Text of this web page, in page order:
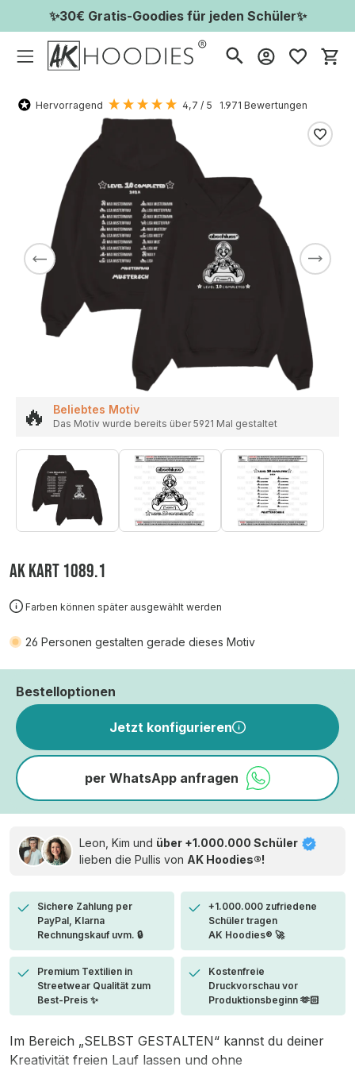
✨30€ Gratis-Goodies für jeden Schüler✨
Hervorragend 4,7 / 5 1.971 Bewertungen
🔥 Beliebtes Motiv
Das Motiv wurde bereits über 5921 Mal gestaltet
AK KART 1089.1
Farben können später ausgewählt werden
26 Personen gestalten gerade dieses Motiv
Bestelloptionen
Jetzt konfigurieren
per WhatsApp anfragen
Leon, Kim und über +1.000.000 Schüler
lieben die Pullis von AK Hoodies®!
Sichere Zahlung per
PayPal, Klarna
Rechnungskauf uvm. 🔒
+1.000.000 zufriedene
Schüler tragen
AK Hoodies® 🚀
Premium Textilien in
Streetwear Qualität zum
Best-Preis ✨
Kostenfreie
Druckvorschau vor
Produktionsbeginn 🫶🏻
Im Bereich „SELBST GESTALTEN“ kannst du deiner
Kreativität freien Lauf lassen und ohne